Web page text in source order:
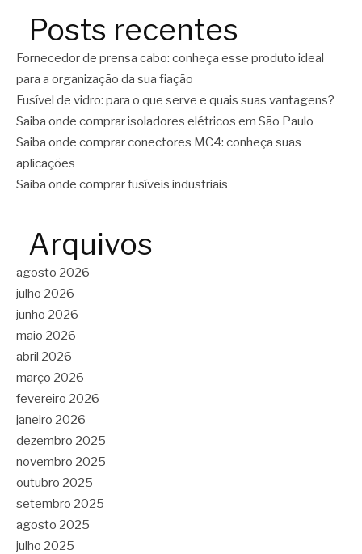
Posts recentes
Fornecedor de prensa cabo: conheça esse produto ideal
para a organização da sua fiação
Fusível de vidro: para o que serve e quais suas vantagens?
Saiba onde comprar isoladores elétricos em São Paulo
Saiba onde comprar conectores MC4: conheça suas
aplicações
Saiba onde comprar fusíveis industriais
Arquivos
agosto 2026
julho 2026
junho 2026
maio 2026
abril 2026
março 2026
fevereiro 2026
janeiro 2026
dezembro 2025
novembro 2025
outubro 2025
setembro 2025
agosto 2025
julho 2025